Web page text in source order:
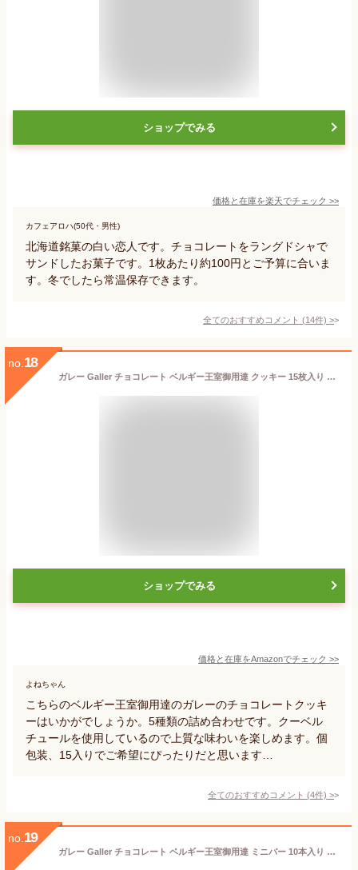
ショップでみる
価格と在庫を楽天でチェック >>
カフェアロハ(50代・男性)
北海道銘菓の白い恋人です。チョコレートをラングドシャで
サンドしたお菓子です。1枚あたり約100円とご予算に合いま
す。冬でしたら常温保存できます。
全てのおすすめコメント (14件) >
no. 18
ガレー Galler チョコレート ベルギー王室御用達 クッキー 15枚入り お歳暮 クリスマス ギフト スイーツ お菓子 個包装 お取り寄せ ポストカード 手さげ袋付き
ショップでみる
価格と在庫をAmazonでチェック >>
よねちゃん
こちらのベルギー王室御用達のガレーのチョコレートクッキ
ーはいかがでしょうか。5種類の詰め合わせです。クーベル
チュールを使用しているので上質な味わいを楽しめます。個
包装、15入りでご希望にぴったりだと思います…
全てのおすすめコメント (4件) >
no. 19
ガレー Galler チョコレート ベルギー王室御用達 ミニバー 10本入り 母の日 ギフト プレゼント スイーツ お菓子 個包装 お取り寄せ 手提げ袋付き